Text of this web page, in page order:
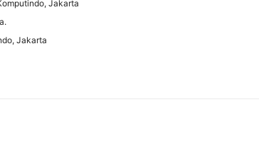
Jakarta
Jakarta